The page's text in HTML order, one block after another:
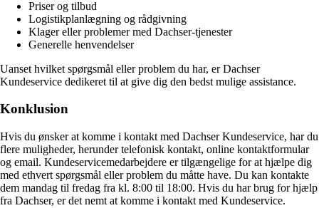
Priser og tilbud
Logistikplanlægning og rådgivning
Klager eller problemer med Dachser-tjenester
Generelle henvendelser
Uanset hvilket spørgsmål eller problem du har, er Dachser
Kundeservice dedikeret til at give dig den bedst mulige assistance.
Konklusion
Hvis du ønsker at komme i kontakt med Dachser Kundeservice, har du
flere muligheder, herunder telefonisk kontakt, online kontaktformular
og email. Kundeservicemedarbejdere er tilgængelige for at hjælpe dig
med ethvert spørgsmål eller problem du måtte have. Du kan kontakte
dem mandag til fredag fra kl. 8:00 til 18:00. Hvis du har brug for hjælp
fra Dachser, er det nemt at komme i kontakt med Kundeservice.